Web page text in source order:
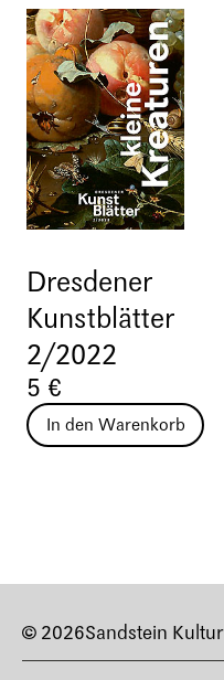
Dresdener
Kunstblätter
2/2022
5 €
In den Warenkorb
© 2026Sandstein Kultur